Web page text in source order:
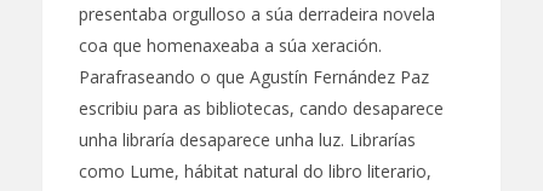
presentaba orgulloso a súa derradeira novela
coa que homenaxeaba a súa xeración.
Parafraseando o que Agustín Fernández Paz
escribiu para as bibliotecas, cando desaparece
unha libraría desaparece unha luz. Librarías
como Lume, hábitat natural do libro literario,